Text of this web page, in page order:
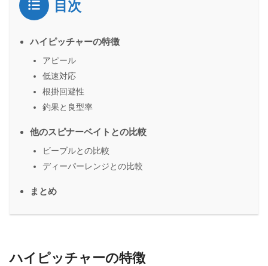
目次
ハイピッチャーの特徴
アピール
低速対応
根掛回避性
釣果と良型率
他のスピナーベイトとの比較
ビーブルとの比較
ディーパーレンジとの比較
まとめ
ハイピッチャーの特徴